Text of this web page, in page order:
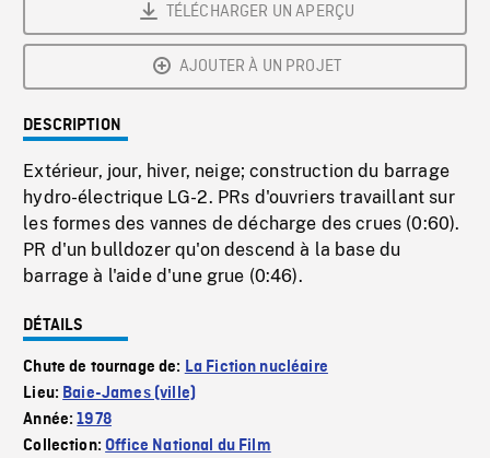
TÉLÉCHARGER UN APERÇU
AJOUTER À UN PROJET
DESCRIPTION
Extérieur, jour, hiver, neige; construction du barrage
hydro-électrique LG-2. PRs d'ouvriers travaillant sur
les formes des vannes de décharge des crues (0:60).
PR d'un bulldozer qu'on descend à la base du
barrage à l'aide d'une grue (0:46).
DÉTAILS
Chute de tournage de: La Fiction nucléaire
Lieu: Baie-James (ville)
Année:1978
Collection:Office National du Film